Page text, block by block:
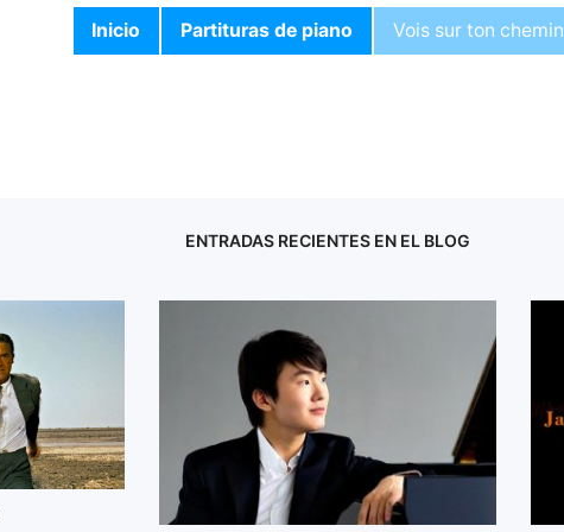
Inicio Partituras de piano Vois sur ton chemin
ENTRADAS RECIENTES EN EL BLOG